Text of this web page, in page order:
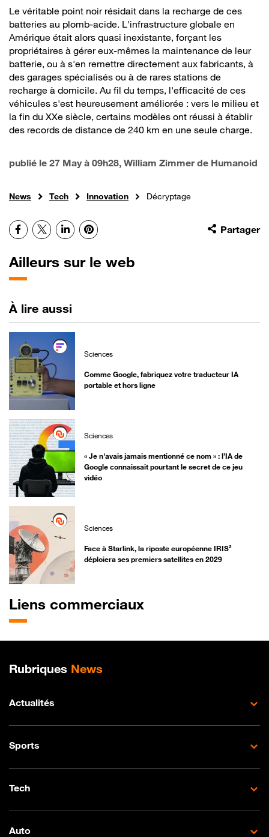
Le véritable point noir résidait dans la recharge de ces
batteries au plomb-acide. L'infrastructure globale en
Amérique était alors quasi inexistante, forçant les
propriétaires à gérer eux-mêmes la maintenance de leur
batterie, ou à s'en remettre directement aux fabricants, à
des garages spécialisés ou à de rares stations de
recharge à domicile. Au fil du temps, l'efficacité de ces
véhicules s'est heureusement améliorée : vers le milieu et
la fin du XXe siècle, certains modèles ont réussi à établir
des records de distance de 240 km en une seule charge.
publié le 27 May à 09h28, William Zimmer de Humanoid
News Tech Innovation Décryptage
Partager
Facebook
X LinkedInPinterest
Ailleurs sur le web
À lire aussi
Sciences
Comme Google, fabriquez votre traducteur IA
portable et hors ligne
Sciences
« Je n'avais jamais mentionné ce nom » : l’IA de
Google connaissait pourtant le secret de ce jeu
vidéo
Sciences
Face à Starlink, la riposte européenne IRIS²
déploiera ses premiers satellites en 2029
Liens commerciaux
Plan de site
Rubriques News
Actualités
Sports
Tech
Auto